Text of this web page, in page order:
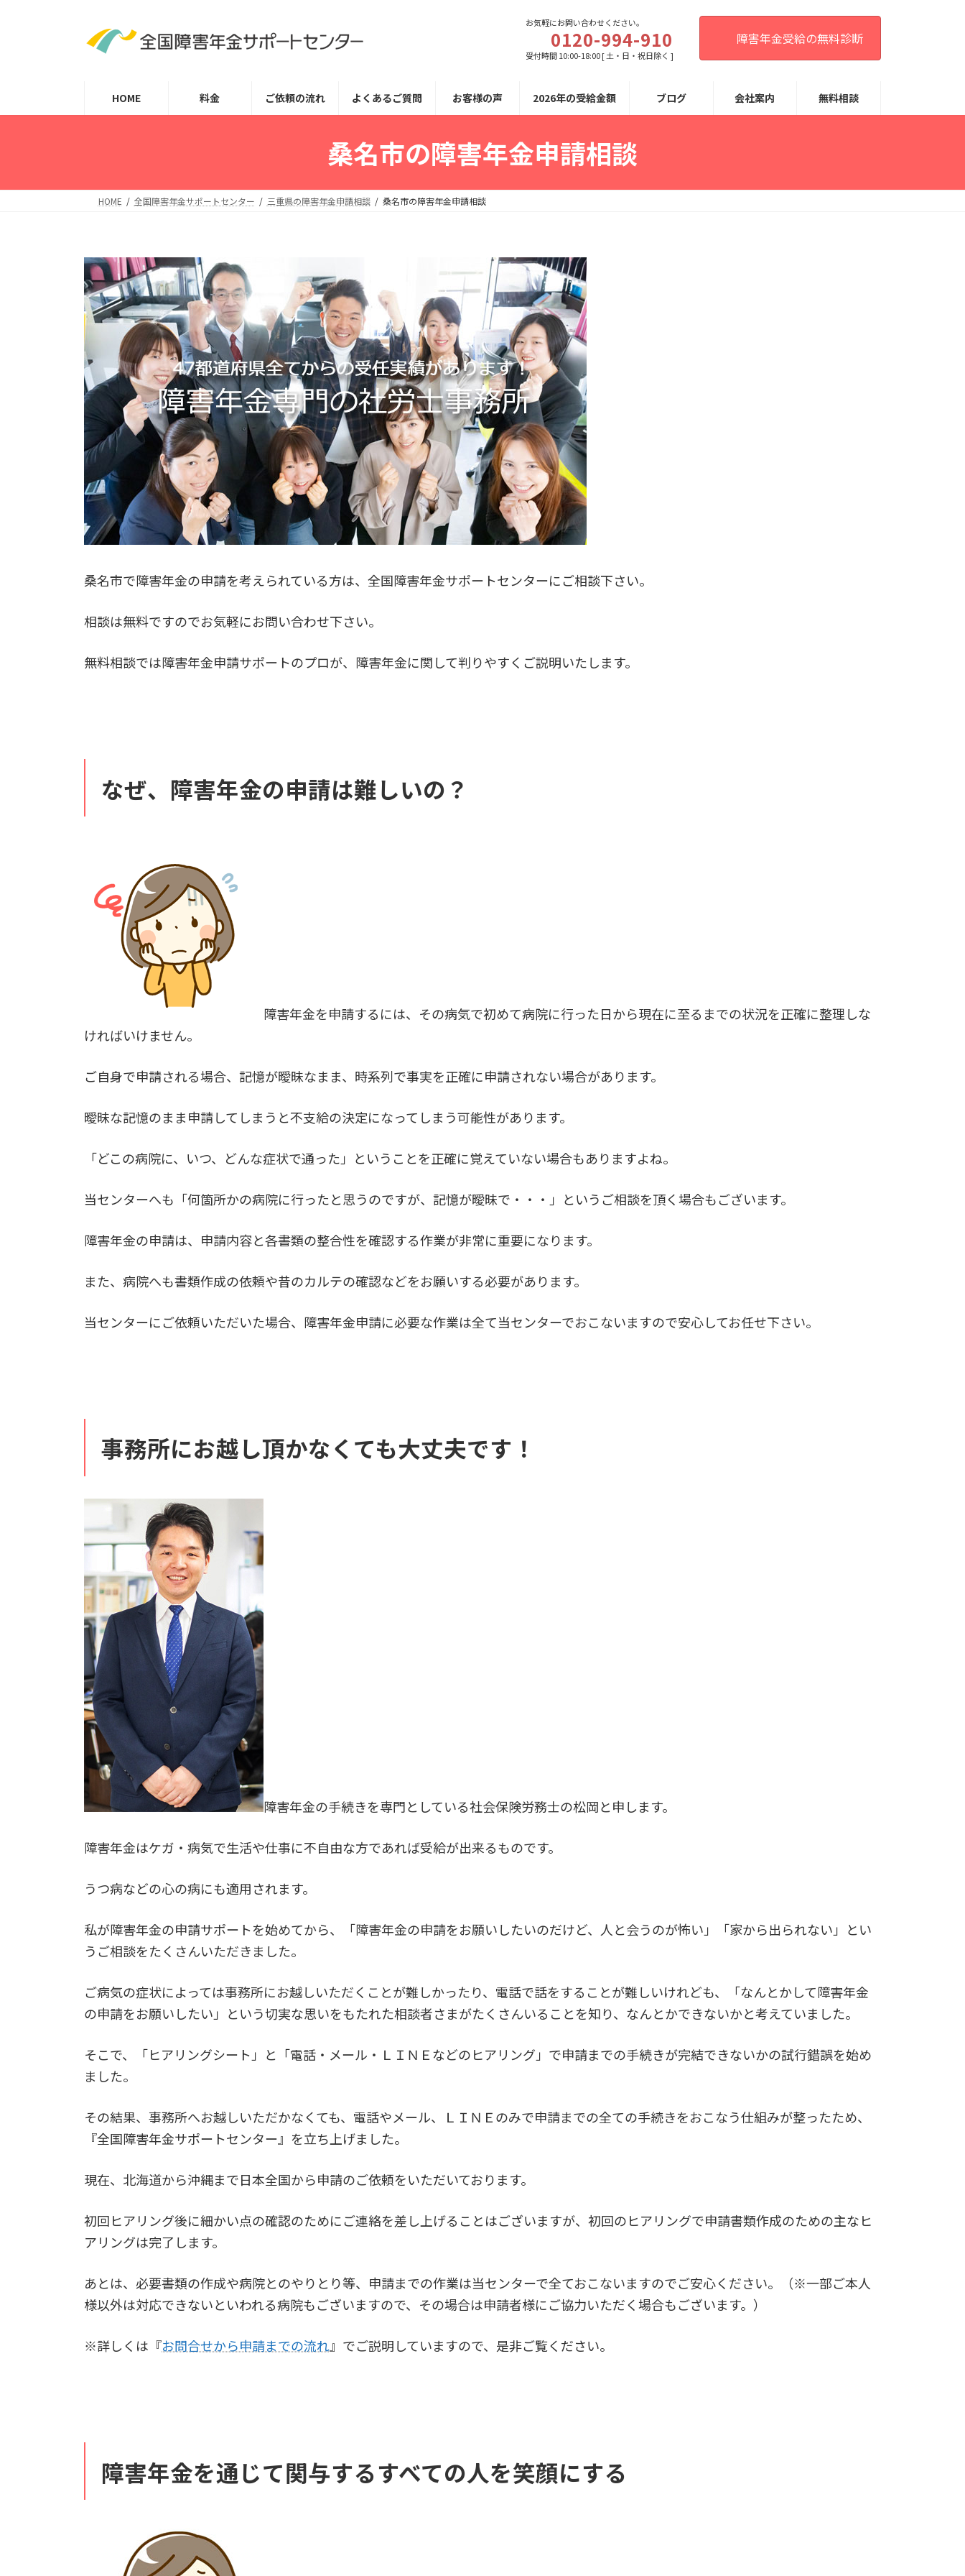
ス
ン
お気軽にお問い合わせください。
0120-994-910
受付時間 10:00-18:00 [ 土・日・祝日除く ]
障害年金受給の無料診断
HOME 料金 ご依頼の流れ よくあるご質問 お客様の声 2026年の受給金額 ブログ 会社案内 無料相談
桑名市の障害年金申請相談
HOME 全国障害年金サポートセンター 三重県の障害年金申請相談 桑名市の障害年金申請相談
桑名市で障害年金の申請を考えられている方は、全国障害年金サポートセンターにご相談下さい。
相談は無料ですのでお気軽にお問い合わせ下さい。
無料相談では障害年金申請サポートのプロが、障害年金に関して判りやすくご説明いたします。
なぜ、障害年金の申請は難しいの？
障害年金を申請するには、その病気で初めて病院に行った日から現在に至るまでの状況を正確に整理しな
ければいけません。
ご自身で申請される場合、記憶が曖昧なまま、時系列で事実を正確に申請されない場合があります。
曖昧な記憶のまま申請してしまうと不支給の決定になってしまう可能性があります。
「どこの病院に、いつ、どんな症状で通った」ということを正確に覚えていない場合もありますよね。
当センターへも「何箇所かの病院に行ったと思うのですが、記憶が曖昧で・・・」というご相談を頂く場合もございます。
障害年金の申請は、申請内容と各書類の整合性を確認する作業が非常に重要になります。
また、病院へも書類作成の依頼や昔のカルテの確認などをお願いする必要があります。
当センターにご依頼いただいた場合、障害年金申請に必要な作業は全て当センターでおこないますので安心してお任せ下さい。
事務所にお越し頂かなくても大丈夫です！
障害年金の手続きを専門としている社会保険労務士の松岡と申します。
障害年金はケガ・病気で生活や仕事に不自由な方であれば受給が出来るものです。
うつ病などの心の病にも適用されます。
私が障害年金の申請サポートを始めてから、「障害年金の申請をお願いしたいのだけど、人と会うのが怖い」「家から出られない」とい
うご相談をたくさんいただきました。
ご病気の症状によっては事務所にお越しいただくことが難しかったり、電話で話をすることが難しいけれども、「なんとかして障害年金
の申請をお願いしたい」という切実な思いをもたれた相談者さまがたくさんいることを知り、なんとかできないかと考えていました。
そこで、「ヒアリングシート」と「電話・メール・ＬＩＮＥなどのヒアリング」で申請までの手続きが完結できないかの試行錯誤を始め
ました。
その結果、事務所へお越しいただかなくても、電話やメール、ＬＩＮＥのみで申請までの全ての手続きをおこなう仕組みが整ったため、
『全国障害年金サポートセンター』を立ち上げました。
現在、北海道から沖縄まで日本全国から申請のご依頼をいただいております。
初回ヒアリング後に細かい点の確認のためにご連絡を差し上げることはございますが、初回のヒアリングで申請書類作成のための主なヒ
アリングは完了します。
あとは、必要書類の作成や病院とのやりとり等、申請までの作業は当センターで全ておこないますのでご安心ください。（※一部ご本人
様以外は対応できないといわれる病院もございますので、その場合は申請者様にご協力いただく場合もございます。）
※詳しくは『お問合せから申請までの流れ』でご説明していますので、是非ご覧ください。
障害年金を通じて関与するすべての人を笑顔にする